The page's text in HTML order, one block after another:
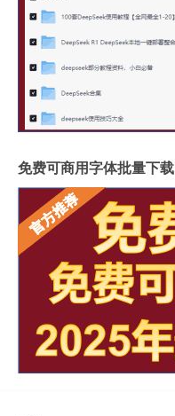
免费可商用字体批量下载